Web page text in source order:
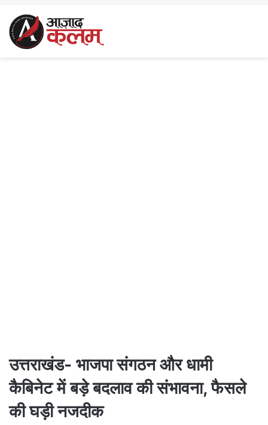
उत्तराखंड- भाजपा संगठन और धामी
कैबिनेट में बड़े बदलाव की संभावना, फैसले
की घड़ी नजदीक